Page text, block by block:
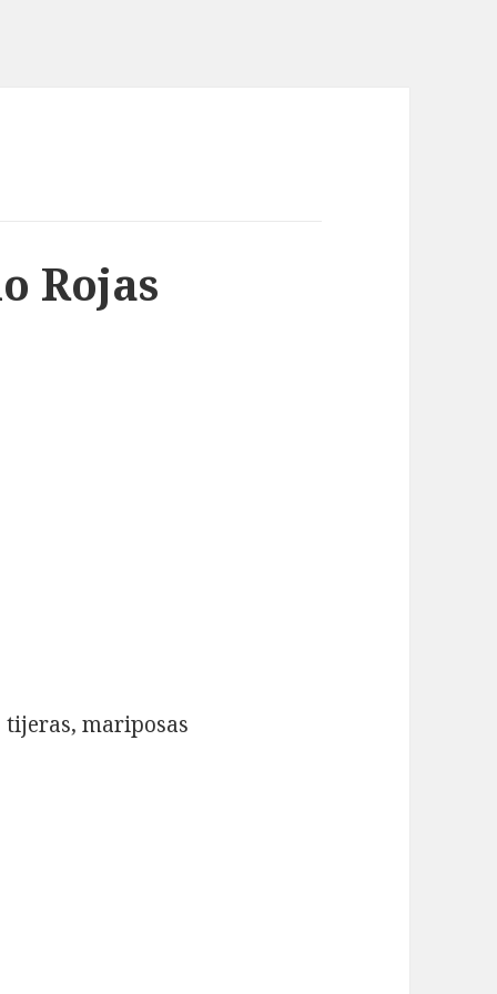
Rojas
tijeras, mariposas